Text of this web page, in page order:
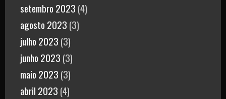
setembro 2023 (4)
agosto 2023 (3)
julho 2023 (3)
junho 2023 (3)
maio 2023 (3)
abril 2023 (4)